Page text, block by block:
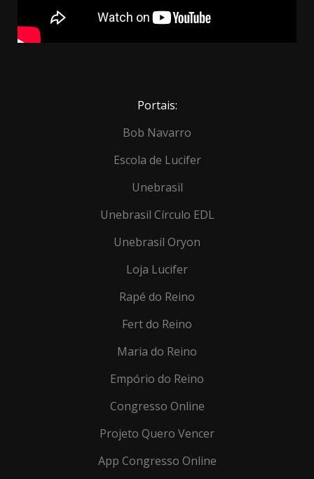
Portais:
Bob Navarro
Escola de Lucifer
Unebrasil
Unebrasil Círculo EDL
Unebrasil Oryon
Loja Lucifer
Rapé do Reino
Fert do Reino
Maria do Reino
Empório do Reino
Congresso Online
Projeto Quero Vencer
App Congresso Online